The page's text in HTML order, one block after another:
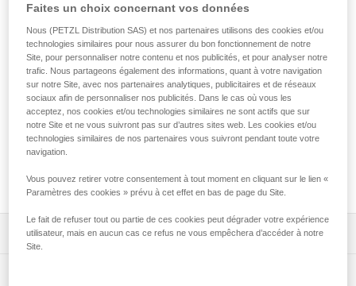
dégaine
La sangle EXPRESS convient parfaitement pour le travail
des voies. Grâce à sa forme ergonomique, elle procure une
excellente préhension. La protection de sangle STRING
permet de stabiliser le mousqueton lors du clippage et de
protéger une partie de la sangle de l'usure. Elle est
disponible en trois longueurs (12, 17 et 25 cm) pour
corde.
Descriptif
Faites un choix concernant vos données
Nous (PETZL Distribution SAS) et nos partenaires utilisons des cookies et/ou
technologies similaires pour nous assurer du bon fonctionnement de notre
Site, pour personnaliser notre contenu et nos publicités, et pour analyser notre
trafic. Nous partageons également des informations, quant à votre navigation
sur notre Site, avec nos partenaires analytiques, publicitaires et de réseaux
sociaux afin de personnaliser nos publicités. Dans le cas où vous les
acceptez, nos cookies et/ou technologies similaires ne sont actifs que sur
notre Site et ne vous suivront pas sur d’autres sites web. Les cookies et/ou
technologies similaires de nos partenaires vous suivront pendant toute votre
navigation.
Vous pouvez retirer votre consentement à tout moment en cliquant sur le lien «
Paramètres des cookies » prévu à cet effet en bas de page du Site.
Le fait de refuser tout ou partie de ces cookies peut dégrader votre expérience
utilisateur, mais en aucun cas ce refus ne vous empêchera d’accéder à notre
Site.